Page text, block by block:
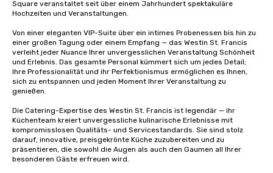
groups, small or large.
experiences can
groups from as few
as 500 guests,
a tour is stress-free
enjoy the company of
more easily. You’ll
knowing that
Square veranstaltet seit über einem Jahrhundert spektakuläre
Hochzeiten und Veranstaltungen.
Von einer eleganten VIP-Suite über ein intimes Probenessen bis hin zu
einer großen Tagung oder einem Empfang — das Westin St. Francis
verleiht jeder Nuance Ihrer unvergesslichen Veranstaltung Schönheit
und Erlebnis. Das gesamte Personal kümmert sich um jedes Detail;
Ihre Professionalität und ihr Perfektionismus ermöglichen es Ihnen,
sich zu entspannen und jeden Moment Ihrer Veranstaltung zu
genießen.
Die Catering-Expertise des Westin St. Francis ist legendär — ihr
Küchenteam kreiert unvergessliche kulinarische Erlebnisse mit
kompromisslosen Qualitäts- und Servicestandards. Sie sind stolz
darauf, innovative, preisgekrönte Küche zuzubereiten und zu
präsentieren, die sowohl die Augen als auch den Gaumen all Ihrer
besonderen Gäste erfreuen wird.